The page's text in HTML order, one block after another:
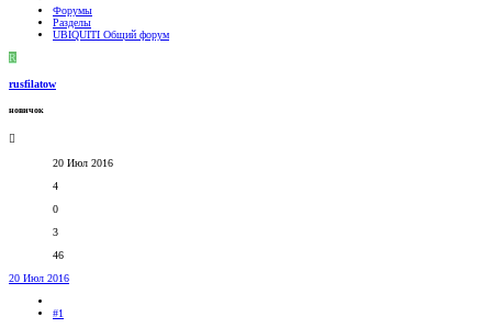
Форумы
Разделы
UBIQUITI Общий форум
R
rusfilatow
новичок
20 Июл 2016
4
0
3
46
20 Июл 2016
#1